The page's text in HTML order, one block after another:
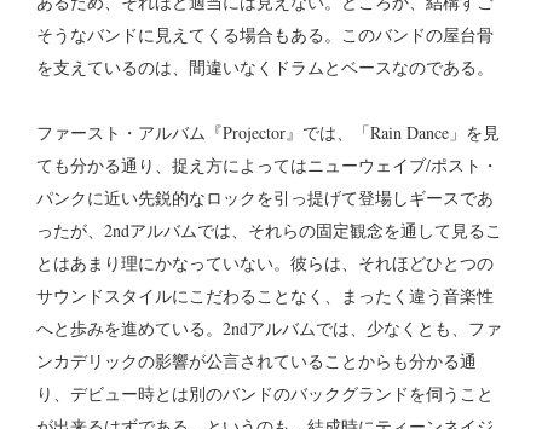
そうなバンドに見えてくる場合もある。このバンドの屋台骨
を支えているのは、間違いなくドラムとベースなのである。
ファースト・アルバム『Projector』では、「Rain Dance」を見
ても分かる通り、捉え方によってはニューウェイブ/ポスト・
パンクに近い先鋭的なロックを引っ提げて登場しギースであ
ったが、2ndアルバムでは、それらの固定観念を通して見るこ
とはあまり理にかなっていない。彼らは、それほどひとつの
サウンドスタイルにこだわることなく、まったく違う音楽性
へと歩みを進めている。2ndアルバムでは、少なくとも、ファ
ンカデリックの影響が公言されていることからも分かる通
り、デビュー時とは別のバンドのバックグランドを伺うこと